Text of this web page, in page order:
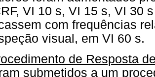
VI 10 s, VI 15 s, VI 30
com frequências
visual, em VI 60 s.
de Resposta
submetidos a um